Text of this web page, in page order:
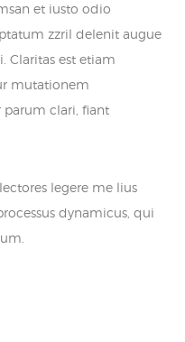
et iusto odio
zzril delenit augue
Claritas est etiam
mutationem
clari, fiant
legere me lius
dynamicus, qui